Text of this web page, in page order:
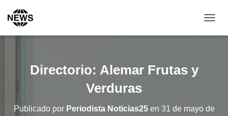
A
D
Directorio: Alemar Frutas y
Verduras
Publicado por Periodista Noticias25en 31 de mayo de